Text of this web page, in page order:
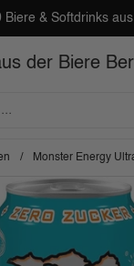
Biere & Softdrinks
der Biere
/ Monster Energy